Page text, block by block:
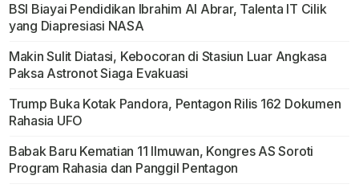
BSI Biayai Pendidikan Ibrahim Al Abrar, Talenta IT Cilik
yang Diapresiasi NASA
Makin Sulit Diatasi, Kebocoran di Stasiun Luar Angkasa
Paksa Astronot Siaga Evakuasi
Trump Buka Kotak Pandora, Pentagon Rilis 162 Dokumen
Rahasia UFO
Babak Baru Kematian 11 Ilmuwan, Kongres AS Soroti
Program Rahasia dan Panggil Pentagon